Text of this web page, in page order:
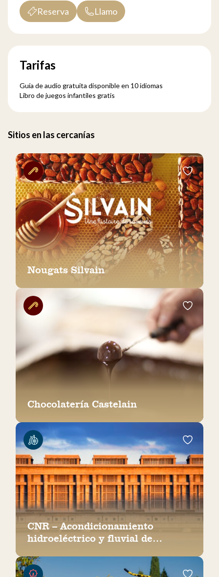
Reserva Llamo
Tarifas
Guía de audio gratuita disponible en 10 idiomas
Libro de juegos infantiles gratis
Sitios en las cercanías
Nougats Silvain
Chocolatería Castelain
CNR – Acondicionamiento
hidroeléctrico y fluvial de